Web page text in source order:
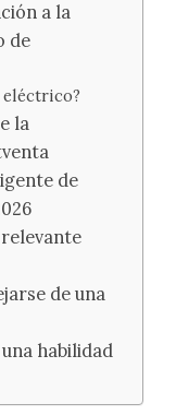
a la
de
eléctrico?
la
de
relevante
de una
habilidad